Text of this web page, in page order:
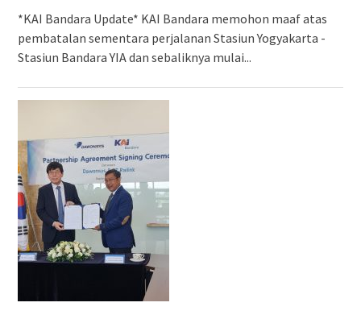
*KAI Bandara Update* KAI Bandara memohon maaf atas
pembatalan sementara perjalanan Stasiun Yogyakarta -
Stasiun Bandara YIA dan sebaliknya mulai...